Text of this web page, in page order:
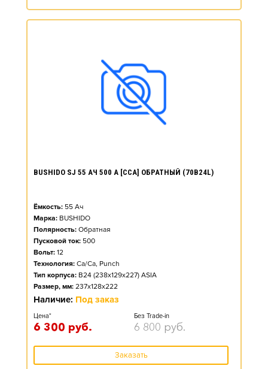
BUSHIDO SJ 55 АЧ 500 А [CCA] ОБРАТНЫЙ (70B24L)
Ёмкость: 55 Ач
Марка: BUSHIDO
Полярность: Обратная
Пусковой ток: 500
Вольт: 12
Технология: Ca/Ca, Punch
Тип корпуса: B24 (238x129x227) ASIA
Размер, мм: 237x128x222
Наличие: Под заказ
Цена*
6 300 руб.
Без Trade-in
6 800 руб.
Заказать